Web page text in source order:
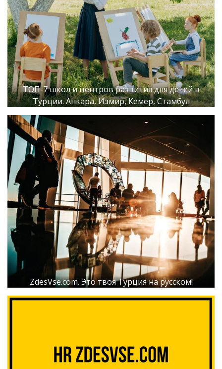
ТОП-7 школ и центров развития для детей в
Турции. Анкара, Измир, Кемер, Стамбул
ZdesVse.com. Это твоя Турция на русском!